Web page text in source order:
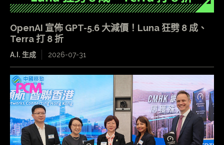
OpenAI 宣佈 GPT-5.6 大減價！Luna 狂劈 8 成、
Terra 打 8 折
A.I. 生成 2026-07-31